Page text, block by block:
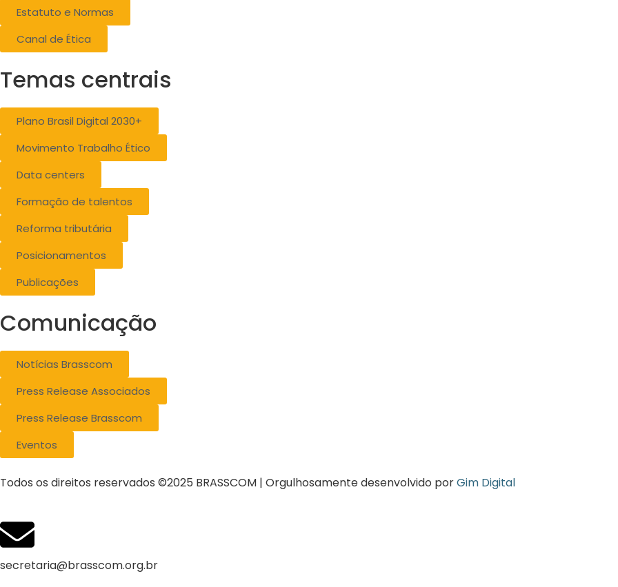
Estatuto e Normas
Canal de Ética
Temas centrais
Plano Brasil Digital 2030+
Movimento Trabalho Ético
Data centers
Formação de talentos
Reforma tributária
Posicionamentos
Publicações
Comunicação
Notícias Brasscom
Press Release Associados
Press Release Brasscom
Eventos
Todos os direitos reservados ©2025 BRASSCOM | Orgulhosamente desenvolvido porGim Digital
secretaria@brasscom.org.br